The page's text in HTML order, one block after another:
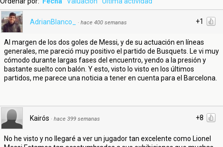
+1
AdrianBlanco_ · hace 400 semanas
Al margen de los dos goles de Messi, y de su actuación en líneas
generales, me pareció muy positivo el partido de Busquets. Le vi muy
cómodo durante largas fases del encuentro, yendo a la presión y
bastante suelto con balón. Y esto, visto lo visto en los últimos
partidos, me parece una noticia a tener en cuenta para el Barcelona.
+8
Kairós · hace 399 semanas
No he visto y no llegaré a ver un jugador tan excelente como Lionel